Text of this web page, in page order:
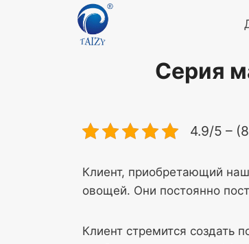
Серия
4.9/5 –
Клиент, приобретающий
овощей. Они постоянно
Клиент стремится создать